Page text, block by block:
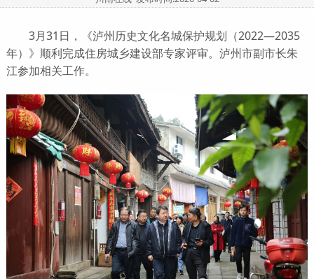
3月31日，《泸州历史文化名城保护规划（2022—2035
年）》顺利完成住房城乡建设部专家评审。泸州市副市长朱
江参加相关工作。